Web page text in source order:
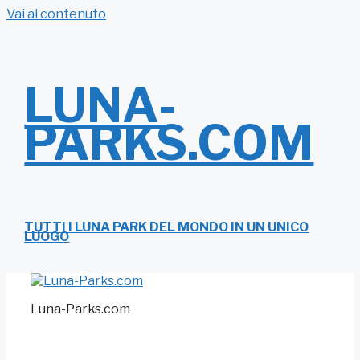
Vai al contenuto
LUNA-
PARKS.COM
TUTTI I LUNA PARK DEL MONDO IN UN UNICO
LUOGO
Luna-Parks.com